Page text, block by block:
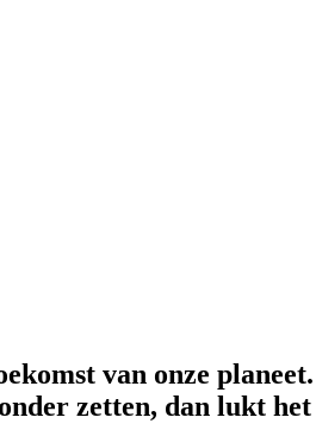
van onze
zetten, dan lukt